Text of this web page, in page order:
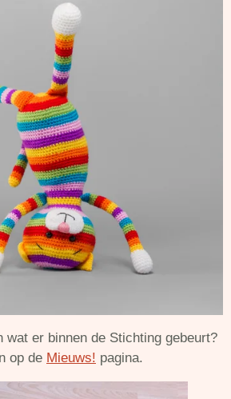
wat er binnen de Stichting gebeurt?
op de Mieuws! pagina.